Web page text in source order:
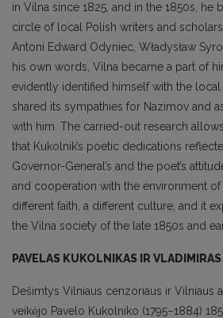
in Vilna since 1825, and in the 1850s, he
circle of local Polish writers and
Antoni Edward Odyniec, Władysław
his own words, Vilna became a part of
evidently identified himself with the local
shared its sympathies for Nazimov and
with him. The carried-out research
that Kukolnik’s poetic dedications
Governor-General’s and the poet’s
and cooperation with the environment of
different faith, a different culture, and it
the Vilna society of the late 1850s and
PAVELAS KUKOLNIKAS IR
Dešimtys Vilniaus cenzoriaus ir Vilniaus
veikėjo Pavelo Kukolniko (1795–1884)